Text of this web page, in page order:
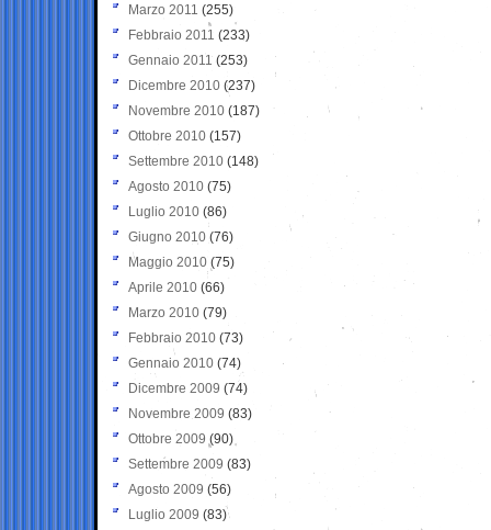
Marzo 2011 (255)
Febbraio 2011 (233)
Gennaio 2011 (253)
Dicembre 2010 (237)
Novembre 2010 (187)
Ottobre 2010 (157)
Settembre 2010 (148)
Agosto 2010 (75)
Luglio 2010 (86)
Giugno 2010 (76)
Maggio 2010 (75)
Aprile 2010 (66)
Marzo 2010 (79)
Febbraio 2010 (73)
Gennaio 2010 (74)
Dicembre 2009 (74)
Novembre 2009 (83)
Ottobre 2009 (90)
Settembre 2009 (83)
Agosto 2009 (56)
Luglio 2009 (83)